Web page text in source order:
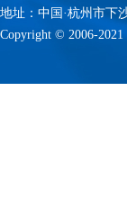
地址：中国·杭州市下
Copyright © 2006-